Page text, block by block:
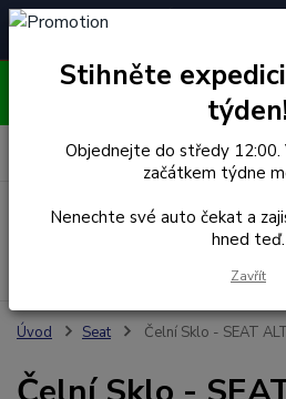
🚘
Čelní skla pro
OBJEDNÁVEJTE DO STŘEDY
Úvod Seat Čelní Sklo - SEAT
Stihněte
Objednejte do středy 12:00.
začátkem týdne
Nenechte své auto čekat a
hned teď.
Zavřít